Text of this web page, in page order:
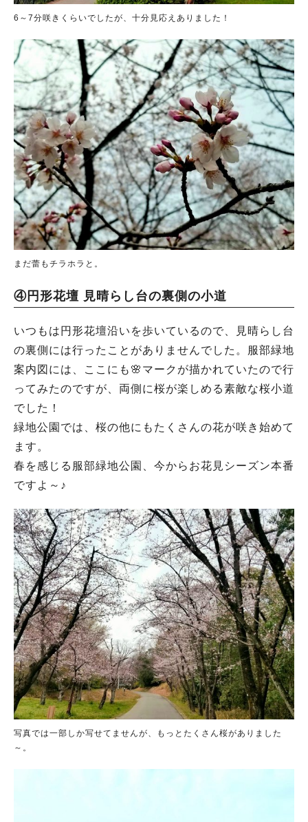
6～7分咲きくらいでしたが、十分見応えありました！
まだ蕾もチラホラと。
④円形花壇 見晴らし台の裏側の小道
いつもは円形花壇沿いを歩いているので、見晴らし台
の裏側には行ったことがありませんでした。服部緑地
案内図には、ここにも🌸マークが描かれていたので行
ってみたのですが、両側に桜が楽しめる素敵な桜小道
でした！
緑地公園では、桜の他にもたくさんの花が咲き始めて
ます。
春を感じる服部緑地公園、今からお花見シーズン本番
ですよ～♪
写真では一部しか写せてませんが、もっとたくさん桜がありました
～。